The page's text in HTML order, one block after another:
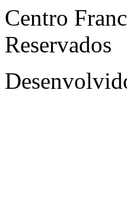
Centro
Reservados